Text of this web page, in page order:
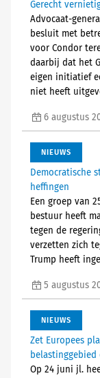
Gerecht
Advocaat-
besluit met
voor Condor
daarbij dat het
eigen initiatief
niet heeft
6 augustus
NIEUWS
Democratische
heffingen
Een groep van
bestuur heeft
tegen de
verzetten zich
Trump heeft
5 augustus
NIEUWS
Zet Europees
Op 24 juni jl.